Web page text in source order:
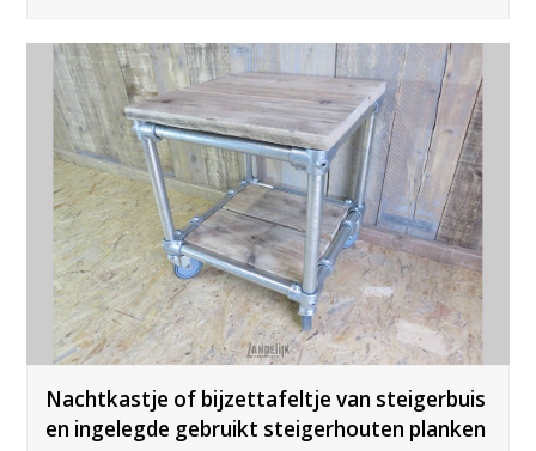
Nachtkastje of bijzettafeltje van steigerbuis
en ingelegde gebruikt steigerhouten planken